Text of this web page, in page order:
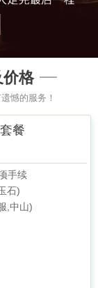
格
憾的服务！
餐
手续
石)
,中山)